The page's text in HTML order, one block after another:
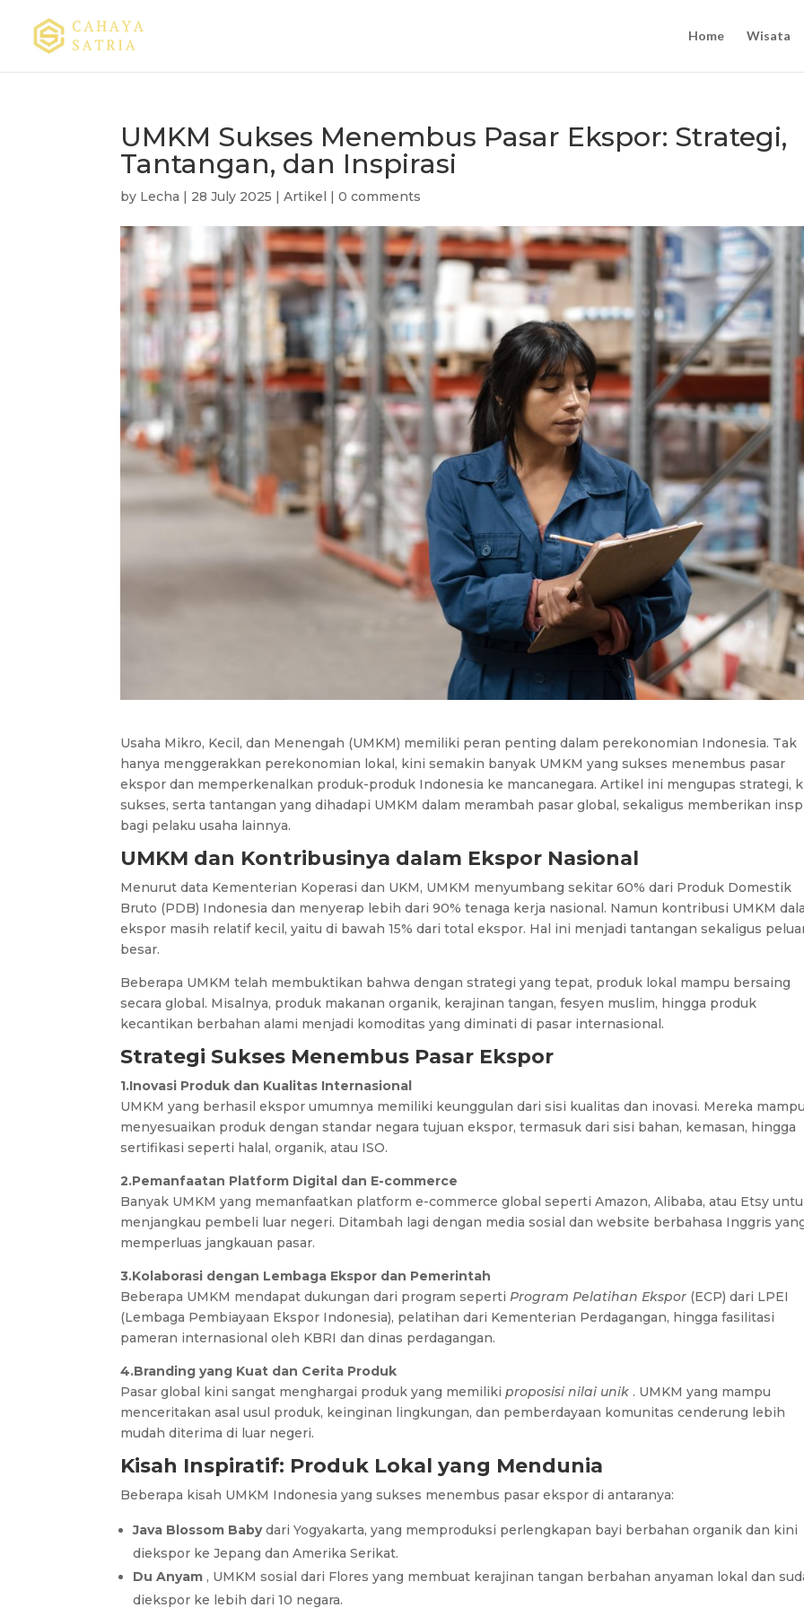
Home Wisata
UMKM Sukses Menembus Pasar Ekspor: Strategi,
Tantangan, dan Inspirasi
by Lecha | 28 July 2025 |Artikel |0 comments
Usaha Mikro, Kecil, dan Menengah (UMKM) memiliki peran penting dalam perekonomian Indonesia. Tak
hanya menggerakkan perekonomian lokal, kini semakin banyak UMKM yang sukses menembus pasar
ekspor dan memperkenalkan produk-produk Indonesia ke mancanegara. Artikel ini mengupas strategi,
sukses, serta tantangan yang dihadapi UMKM dalam merambah pasar global, sekaligus memberikan
bagi pelaku usaha lainnya.
UMKM dan Kontribusinya dalam Ekspor Nasional
Menurut data Kementerian Koperasi dan UKM, UMKM menyumbang sekitar 60% dari Produk Domestik
Bruto (PDB) Indonesia dan menyerap lebih dari 90% tenaga kerja nasional. Namun kontribusi UMKM
ekspor masih relatif kecil, yaitu di bawah 15% dari total ekspor. Hal ini menjadi tantangan sekaligus
besar.
Beberapa UMKM telah membuktikan bahwa dengan strategi yang tepat, produk lokal mampu bersaing
secara global. Misalnya, produk makanan organik, kerajinan tangan, fesyen muslim, hingga produk
kecantikan berbahan alami menjadi komoditas yang diminati di pasar internasional.
Strategi Sukses Menembus Pasar Ekspor
1.Inovasi Produk dan Kualitas Internasional
UMKM yang berhasil ekspor umumnya memiliki keunggulan dari sisi kualitas dan inovasi. Mereka mampu
menyesuaikan produk dengan standar negara tujuan ekspor, termasuk dari sisi bahan, kemasan, hingga
sertifikasi seperti halal, organik, atau ISO.
2.Pemanfaatan Platform Digital dan E-commerce
Banyak UMKM yang memanfaatkan platform e-commerce global seperti Amazon, Alibaba, atau Etsy
menjangkau pembeli luar negeri. Ditambah lagi dengan media sosial dan website berbahasa Inggris
memperluas jangkauan pasar.
3.Kolaborasi dengan Lembaga Ekspor dan Pemerintah
Beberapa UMKM mendapat dukungan dari program sepertiProgram Pelatihan Ekspor (ECP) dari LPEI
(Lembaga Pembiayaan Ekspor Indonesia), pelatihan dari Kementerian Perdagangan, hingga fasilitasi
pameran internasional oleh KBRI dan dinas perdagangan.
4.Branding yang Kuat dan Cerita Produk
Pasar global kini sangat menghargai produk yang memilikiproposisi nilai unik . UMKM yang mampu
menceritakan asal usul produk, keinginan lingkungan, dan pemberdayaan komunitas cenderung lebih
mudah diterima di luar negeri.
Kisah Inspiratif: Produk Lokal yang Mendunia
Beberapa kisah UMKM Indonesia yang sukses menembus pasar ekspor di antaranya:
Java Blossom Babydari Yogyakarta, yang memproduksi perlengkapan bayi berbahan organik dan kini
diekspor ke Jepang dan Amerika Serikat.
Du Anyam , UMKM sosial dari Flores yang membuat kerajinan tangan berbahan anyaman lokal dan
diekspor ke lebih dari 10 negara.